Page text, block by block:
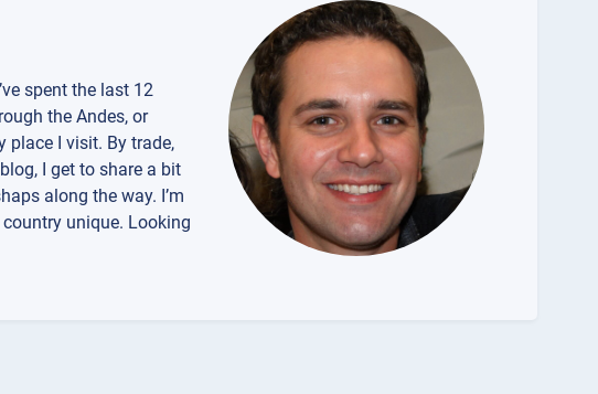
spent the last 12
the Andes, or
place I visit. By trade,
I get to share a bit
along the way. I’m
unique. Looking